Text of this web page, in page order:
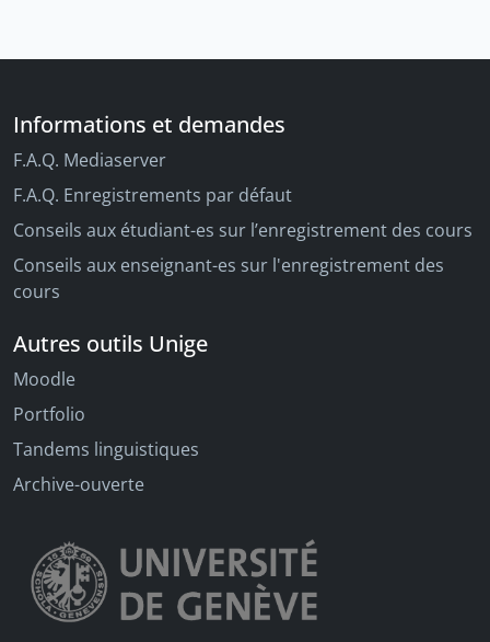
Informations et demandes
F.A.Q. Mediaserver
F.A.Q. Enregistrements par défaut
Conseils aux étudiant-es sur l’enregistrement des cours
Conseils aux enseignant-es sur l'enregistrement des
cours
Autres outils Unige
Moodle
Portfolio
Tandems linguistiques
Archive-ouverte